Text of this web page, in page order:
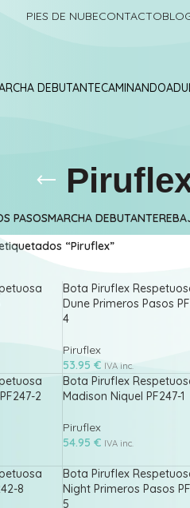
PIES DE NUBECONTACTO
DEBUTANTECAMINANDO
PASOSMARCHA DEBUTANTE
“Piruflex”
Bota Piruflex
Dune Primeros Pasos
4
Piruflex
53.95€ IVA inc.
2
Bota Piruflex
Madison Niquel PF247-1
Piruflex
54.95€ IVA inc.
8
Bota Piruflex
Night Primeros Pasos
5